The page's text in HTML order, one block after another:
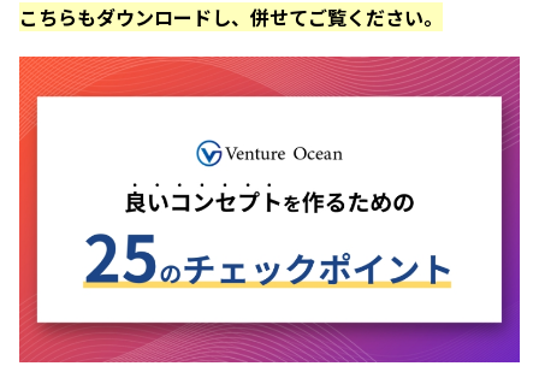
こちらもダウンロードし、併せてご覧ください。